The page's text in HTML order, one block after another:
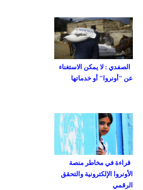
الصفدي : لا يمكن الاستغناء
عن "أونروا" أو خدماتها
قراءة في مخاطر منصة
الأونروا الإلكترونية والتحقق
الرقمي